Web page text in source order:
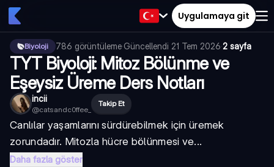
Uygulamaya git
Biyoloji 786 görüntüleme·Güncellendi 21 Tem 2026·2 sayfa
TYT Biyoloji: Mitoz Bölünme ve
Eşeysiz Üreme Ders Notları
incii
@catsandc0ffee_
Takip Et
Canlılar yaşamlarını sürdürebilmek için üremek
zorundadır. Mitozla hücre bölünmesi ve...
Daha fazla göster